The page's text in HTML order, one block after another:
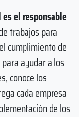
el responsable
trabajos para
cumplimiento de
ayudar a los
conoce los
cada empresa
de los